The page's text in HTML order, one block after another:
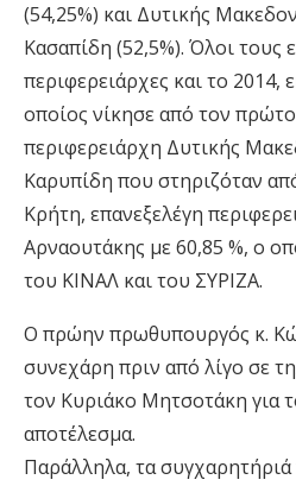
(54,25%) και Δυτικής
Κασαπίδη (52,5%). Όλοι τους
περιφερειάρχες και το 2014,
οποίος νίκησε από τον
περιφερειάρχη Δυτικής
Καρυπίδη που στηριζόταν
Κρήτη, επανεξελέγη
Αρναουτάκης με 60,85 %, ο
του ΚΙΝΑΛ και του ΣΥΡΙΖΑ.
Ο πρώην πρωθυπουργός κ.
συνεχάρη πριν από λίγο σε
τον Κυριάκο Μητσοτάκη για
αποτέλεσμα.
Παράλληλα, τα συγχαρητήριά